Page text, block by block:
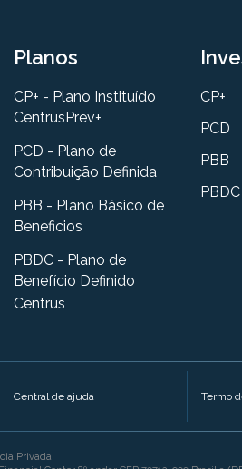
Planos
CP+ - Plano Instituído
CentrusPrev+
PCD - Plano de
Contribuição Definida
PBB - Plano Básico de
Beneficios
PBDC - Plano de
Benefício Definido
Centrus
CP+
PCD
PBB
PBDC
Central de ajuda Termo
Privada